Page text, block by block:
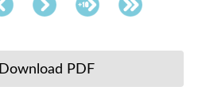
Download PDF